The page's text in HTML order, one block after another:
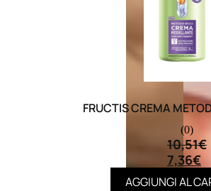
FRUCTIS CREMA
(0)
10,51€
7,36€
AGGIUNGI AL